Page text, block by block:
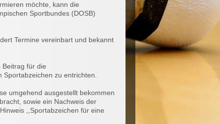
möchte, kann die
Sportbundes (DOSB)
Termine vereinbart und bekannt
für die
zu entrichten.
umgehend ausgestellt bekommen
sowie ein Nachweis der
,,Sportabzeichen für eine